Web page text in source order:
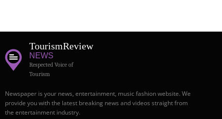
TourismReview
NEWS
Respected Voice of
Tourism
Newspaper is your news, entertainment, music fashion website. We
provide you with the latest breaking news and videos straight from
the entertainment industry.